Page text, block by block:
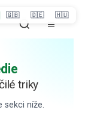
triky
sekci níže.
🇬🇧 🇩🇪 🇭🇺